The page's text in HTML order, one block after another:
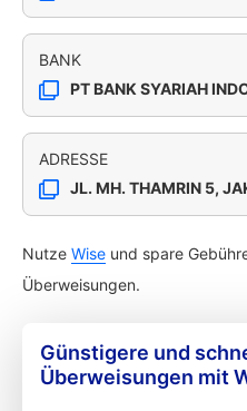
BANK
PT BANK SYARIAH
ADRESSE
JL. MH. THAMRIN 5,
Nutze Wise und spare
Überweisungen.
Günstigere und
Überweisungen mit